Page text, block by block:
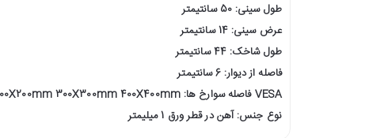
طول سینی: 50 سانتیمتر
عرض سینی: 14 سانتیمتر
طول شاخک: 44 سانتیمتر
فاصله از دیوار: 6 سانتیمتر
VESA فاصله سوارخ ها: 200X200mm 300X300mm 400X400mm
نوع جنس: آهن در قطر ورق 1 میلیمتر